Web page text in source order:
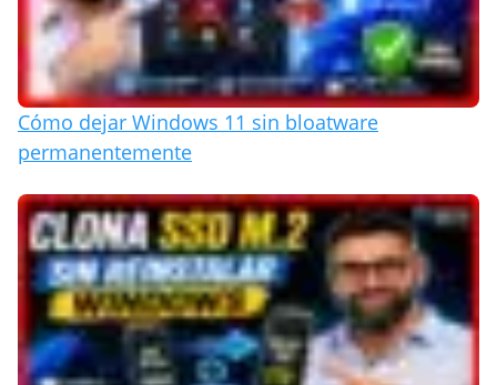
Cómo dejar Windows 11 sin bloatware
permanentemente